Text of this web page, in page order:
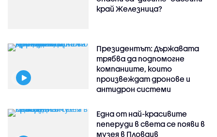
край Железница?
Президентът: Държавата
трябва да подпомогне
компаниите, които
произвеждат дронове и
антидрон системи
Една от най-красивите
пеперуди в света се появи в
музея в Пловдив